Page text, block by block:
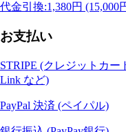
代金引換:1,380円 (15,000
お支払い
STRIPE (クレジットカー
Link など)
PayPal 決済 (ペイパル)